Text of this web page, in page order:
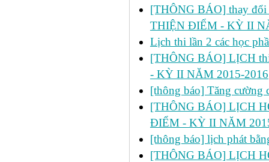
[THÔNG BÁO] thay
THIỆN ĐIỂM - KỲ II
Lịch thi lần 2 các học
[THÔNG BÁO] LỊCH
- KỲ II NĂM 2015-2016
[thông báo] Tăng cường
[THÔNG BÁO] LỊCH
ĐIỂM - KỲ II NĂM
[thông báo] lịch phát
[THÔNG BÁO] LỊCH